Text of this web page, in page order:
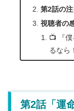
第2話の
視聴者の
📺 『
るなら！
第2話「運